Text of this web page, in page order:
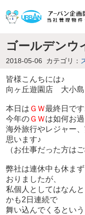
ゴールデンウ
2018-05-06 カテゴリ：
皆様こんちには♪
向ヶ丘遊園店 大小島
本日は ＧＷ最終日で
今年のＧＷは如何お
海外旅行やレジャー
思います♪
（お仕事だった方は
弊社は連休中も休ま
おりましたが、
私個人としてはなんと
かも2日連続で
舞い込んでくるとい